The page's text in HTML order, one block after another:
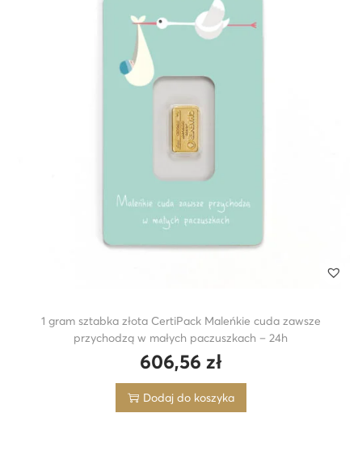
1 gram sztabka złota CertiPack Maleńkie cuda zawsze
przychodzą w małych paczuszkach – 24h
606,56 zł
Dodaj do koszyka